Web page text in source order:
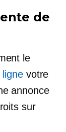
de
le
votre
annonce
sur